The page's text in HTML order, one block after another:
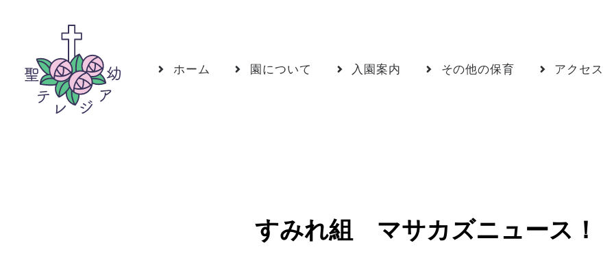
ホーム 園について 入園案内 その他の保育 アクセス
すみれ組 マサカズニュース！